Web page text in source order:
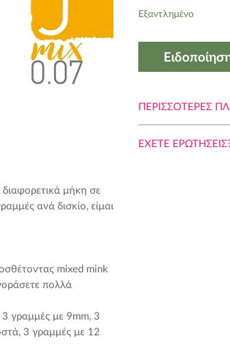
μήκη σε
ανά δισκίο, είμαι
mixed mink
πολλά
3 γραμμές με 9mm, 3
3 γραμμές με 12
Εξαντλημένο
ΠΕΡΙΣΣΟΤΕΡΕΣ
ΕΧΕΤΕ